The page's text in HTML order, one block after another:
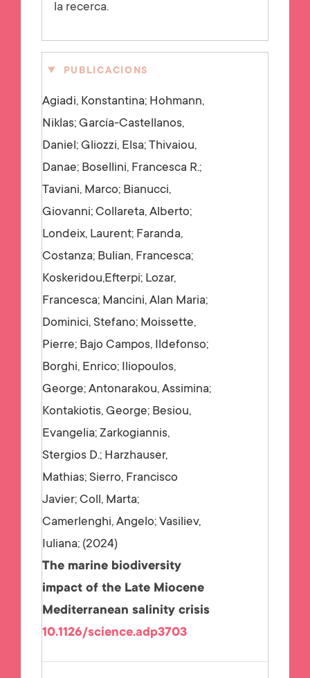
la recerca.
PUBLICACIONS
Agiadi, Konstantina; Hohmann,
Niklas; García-Castellanos,
Daniel; Gliozzi, Elsa; Thivaiou,
Danae; Bosellini, Francesca R.;
Taviani, Marco; Bianucci,
Giovanni; Collareta, Alberto;
Londeix, Laurent; Faranda,
Costanza; Bulian, Francesca;
Koskeridou,Efterpi; Lozar,
Francesca; Mancini, Alan Maria;
Dominici, Stefano; Moissette,
Pierre; Bajo Campos, Ildefonso;
Borghi, Enrico; Iliopoulos,
George; Antonarakou, Assimina;
Kontakiotis, George; Besiou,
Evangelia; Zarkogiannis,
Stergios D.; Harzhauser,
Mathias; Sierro, Francisco
Javier; Coll, Marta;
Camerlenghi, Angelo; Vasiliev,
Iuliana; 2024
The marine biodiversity
impact of the Late Miocene
Mediterranean salinity crisis
10.1126/science.adp3703